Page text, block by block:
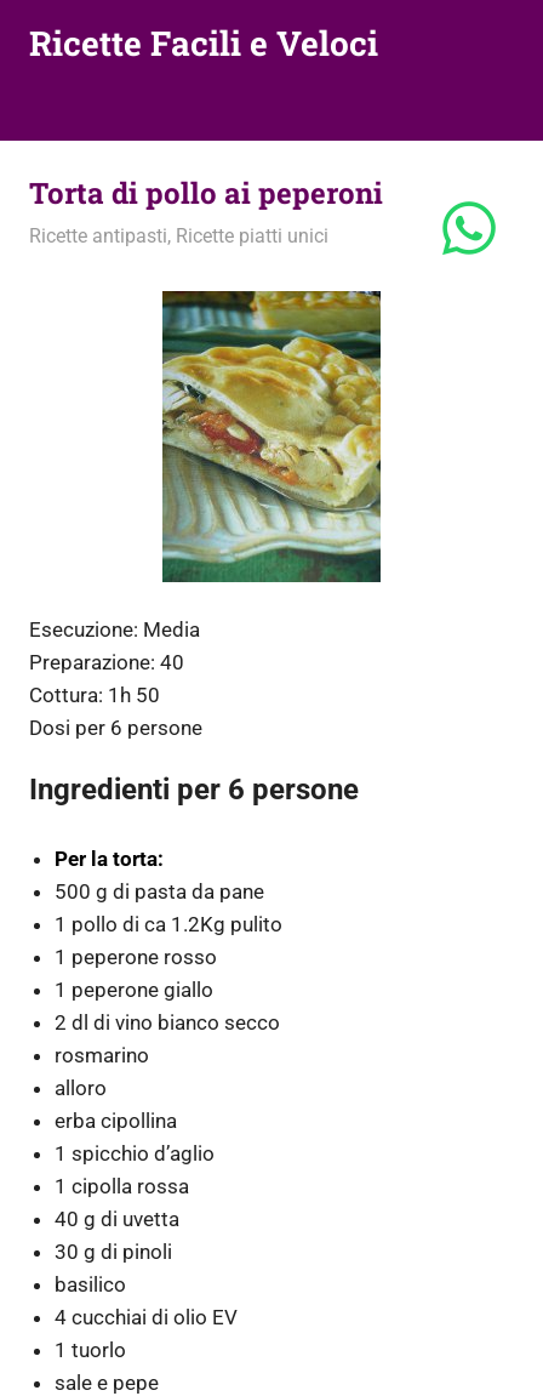
Ricette Facili e Veloci
Torta di pollo ai peperoni
18 Febbraio 2012
admin
Ricette antipasti, Ricette piatti unici
Esecuzione: Media
Preparazione: 40
Cottura: 1h 50
Dosi per 6 persone
Ingredienti per 6 persone
Per la torta:
500 g di pasta da pane
1 pollo di ca 1.2Kg pulito
1 peperone rosso
1 peperone giallo
2 dl di vino bianco secco
rosmarino
alloro
erba cipollina
1 spicchio d’aglio
1 cipolla rossa
40 g di uvetta
30 g di pinoli
basilico
4 cucchiai di olio EV
1 tuorlo
sale e pepe